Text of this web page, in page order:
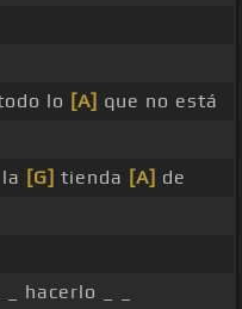
lo [A] que no está
[G] tienda [A] de
_ hacerlo _ _